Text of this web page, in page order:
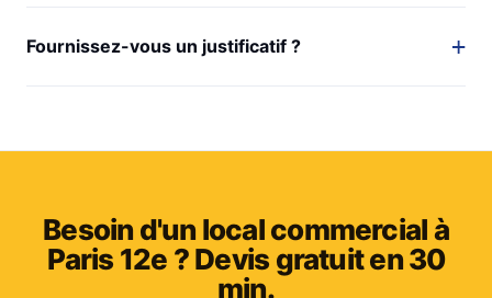
Fournissez-vous un justificatif ?
Besoin d'un local commercial à
Paris 12e ? Devis gratuit en 30
min.